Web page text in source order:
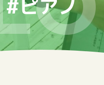
#ピアノ